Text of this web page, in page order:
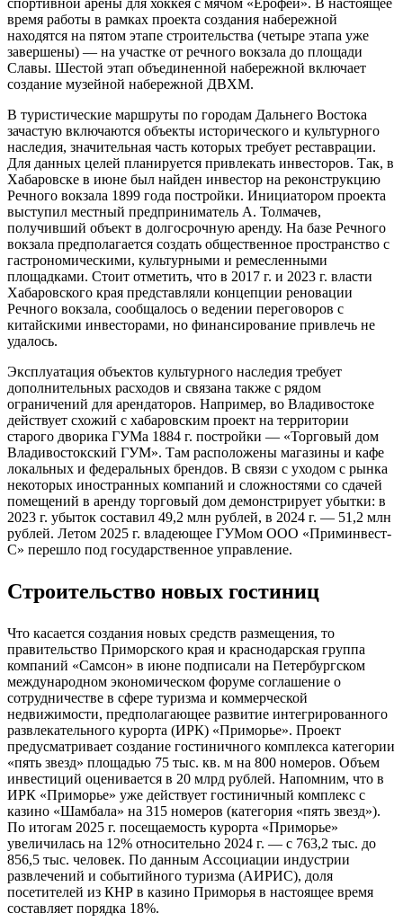
время работы в рамках проекта создания набережной
находятся на пятом этапе строительства (четыре этапа уже
завершены) — на участке от речного вокзала до площади
Славы. Шестой этап объединенной набережной включает
создание музейной набережной ДВХМ.
В туристические маршруты по городам Дальнего Востока
зачастую включаются объекты исторического и культурного
наследия, значительная часть которых требует реставрации.
Для данных целей планируется привлекать инвесторов. Так, в
Хабаровске в июне был найден инвестор на реконструкцию
Речного вокзала 1899 года постройки. Инициатором проекта
выступил местный предприниматель А. Толмачев,
получивший объект в долгосрочную аренду. На базе Речного
вокзала предполагается создать общественное пространство с
гастрономическими, культурными и ремесленными
площадками. Стоит отметить, что в 2017 г. и 2023 г. власти
Хабаровского края представляли концепции реновации
Речного вокзала, сообщалось о ведении переговоров с
китайскими инвесторами, но финансирование привлечь не
удалось.
Эксплуатация объектов культурного наследия требует
дополнительных расходов и связана также с рядом
ограничений для арендаторов. Например, во Владивостоке
действует схожий с хабаровским проект на территории
старого дворика ГУМа 1884 г. постройки — «Торговый дом
Владивостокский ГУМ». Там расположены магазины и кафе
локальных и федеральных брендов. В связи с уходом с рынка
некоторых иностранных компаний и сложностями со сдачей
помещений в аренду торговый дом демонстрирует убытки: в
2023 г. убыток составил 49,2 млн рублей, в 2024 г. — 51,2 млн
рублей. Летом 2025 г. владеющее ГУМом ООО «Приминвест-
С» перешло под государственное управление.
Строительство новых гостиниц
Что касается создания новых средств размещения, то
правительство Приморского края и краснодарская группа
компаний «Самсон» в июне подписали на Петербургском
международном экономическом форуме соглашение о
сотрудничестве в сфере туризма и коммерческой
недвижимости, предполагающее развитие интегрированного
развлекательного курорта (ИРК) «Приморье». Проект
предусматривает создание гостиничного комплекса категории
«пять звезд» площадью 75 тыс. кв. м на 800 номеров. Объем
инвестиций оценивается в 20 млрд рублей. Напомним, что в
ИРК «Приморье» уже действует гостиничный комплекс с
казино «Шамбала» на 315 номеров (категория «пять звезд»).
По итогам 2025 г. посещаемость курорта «Приморье»
увеличилась на 12% относительно 2024 г. — с 763,2 тыс. до
856,5 тыс. человек. По данным Ассоциации индустрии
развлечений и событийного туризма (АИРИС), доля
посетителей из КНР в казино Приморья в настоящее время
составляет порядка 18%.